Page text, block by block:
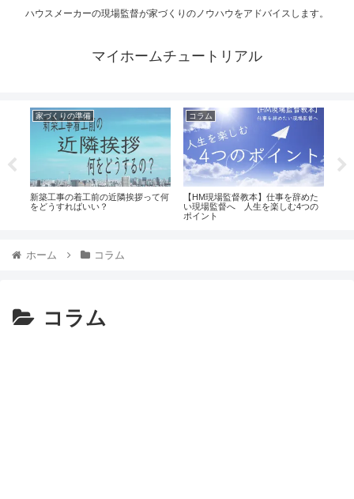
ハウスメーカーの現場監督が家づくりのノウハウをアドバイスします。
マイホームチュートリアル
家づくりの準備
新築工事の着工前の近隣挨拶って何
をどうすればいい？
コラム
【HM現場監督教本】仕事を辞めた
い現場監督へ 人生を楽しむ4つの
ポイント
ホーム コラム
コラム